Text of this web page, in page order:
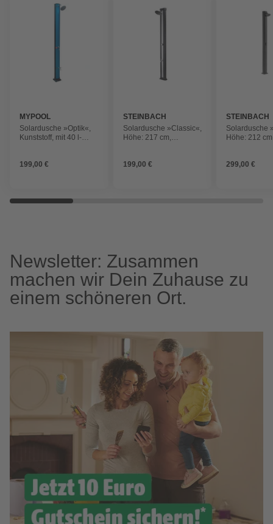
MYPOOL
Solardusche »Optik«,
Kunststoff, mit 40 l-
199,00 €
STEINBACH
Solardusche »Classic«,
Höhe: 217 cm,
199,00 €
STEINBACH
Solardusche
Höhe: 212
299,00 €
Newsletter: Zusammen
machen wir Dein Zuhause zu
einem schöneren Ort.